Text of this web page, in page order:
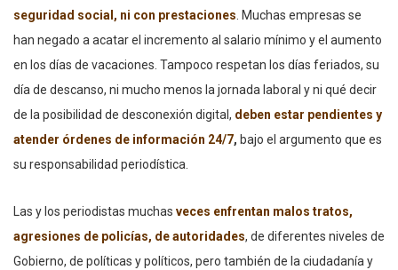
seguridad social, ni con prestaciones. Muchas empresas se
han negado a acatar el incremento al salario mínimo y el aumento
en los días de vacaciones. Tampoco respetan los días feriados, su
día de descanso, ni mucho menos la jornada laboral y ni qué decir
de la posibilidad de desconexión digital, deben estar pendientes y
atender órdenes de información 24/7, bajo el argumento que es
su responsabilidad periodística.
Las y los periodistas muchas veces enfrentan malos tratos,
agresiones de policías, de autoridades, de diferentes niveles de
Gobierno, de políticas y políticos, pero también de la ciudadanía y